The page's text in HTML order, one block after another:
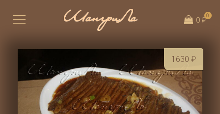
0
0 ₽
1630 ₽